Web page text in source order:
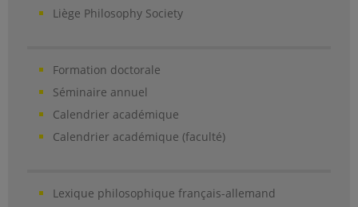
Liège Philosophy Society
Formation doctorale
Séminaire annuel
Calendrier académique
Calendrier académique (faculté)
Lexique philosophique français-allemand